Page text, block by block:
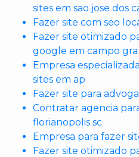
sites em sao jose dos
Fazer site com seo
Fazer site otimizado
google em campo
Empresa
sites em ap
Fazer site para
Contratar agencia
florianopolis sc
Empresa para fazer
Fazer site otimizado